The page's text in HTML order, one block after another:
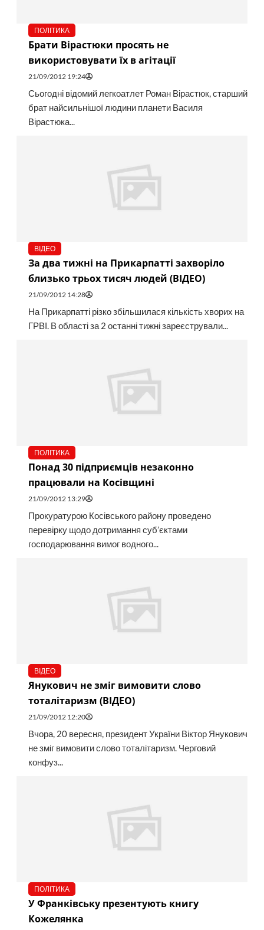
ПОЛІТИКА
Брати Вірастюки просять не
використовувати їх в агітації
21/09/2012 19:24
Сьогодні відомий легкоатлет Роман Вірастюк, старший
брат найсильнішої людини планети Василя
Вірастюка...
ВІДЕО
За два тижні на Прикарпатті захворіло
близько трьох тисяч людей (ВІДЕО)
21/09/2012 14:28
На Прикарпатті різко збільшилася кількість хворих на
ГРВІ. В області за 2 останні тижні зареєстрували...
ПОЛІТИКА
Понад 30 підприємців незаконно
працювали на Косівщині
21/09/2012 13:29
Прокуратурою Косівського району проведено
перевірку щодо дотримання суб’єктами
господарювання вимог водного...
ВІДЕО
Янукович не зміг вимовити слово
тоталітаризм (ВІДЕО)
21/09/2012 12:20
Вчора, 20 вересня, президент України Віктор Янукович
не зміг вимовити слово тоталітаризм. Черговий
конфуз...
ПОЛІТИКА
У Франківську презентують книгу
Кожелянка